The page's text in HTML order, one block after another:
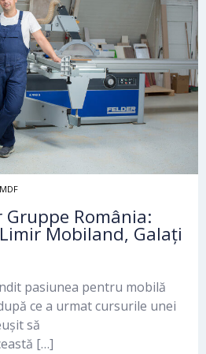
Gruppe România:
Mobiland, Galați
pasiunea pentru mobilă
ce a urmat cursurile unei
să
[…]